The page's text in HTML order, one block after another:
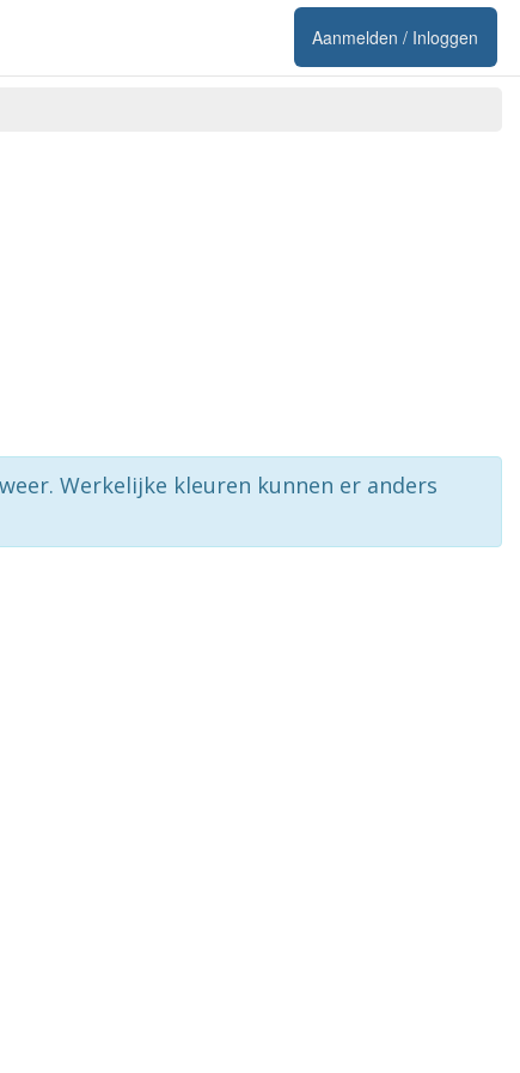
Aanmelden / Inloggen
Werkelijke kleuren kunnen er anders